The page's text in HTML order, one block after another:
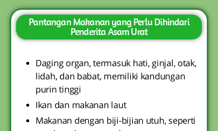
Pantangan Makanan yang Perlu Dihindari
Penderita Asam Urat
Daging organ, termasuk hati, ginjal, otak,
lidah, dan babat, memiliki kandungan
purin tinggi
Ikan dan makanan laut
Makanan dengan biji-bijian utuh, seperti